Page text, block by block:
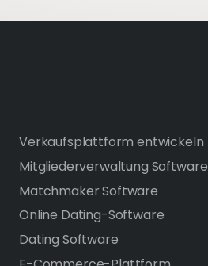
Verkaufsplattform entwickeln
Mitgliederverwaltung Software
Matchmaker Software
Online Dating-Software
Dating Software